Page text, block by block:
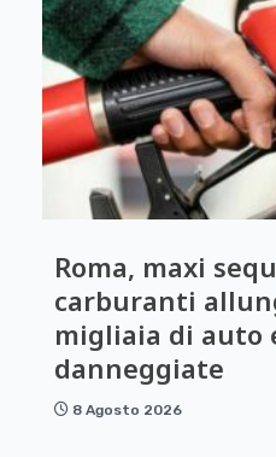
Roma, maxi
carburanti
migliaia di auto
danneggiate
8 Agosto 2026